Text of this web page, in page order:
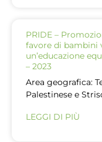
PRIDE –
favore di bambini
un’educazione
– 2023
Area geografica:
Palestinese e
LEGGI DI PIÙ